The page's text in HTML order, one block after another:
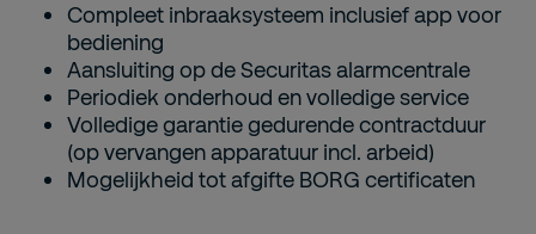
Compleet inbraaksysteem inclusief app voor
bediening
Aansluiting op de Securitas alarmcentrale
Periodiek onderhoud en volledige service
Volledige garantie gedurende contractduur
(op vervangen apparatuur incl. arbeid)
Mogelijkheid tot afgifte BORG certificaten